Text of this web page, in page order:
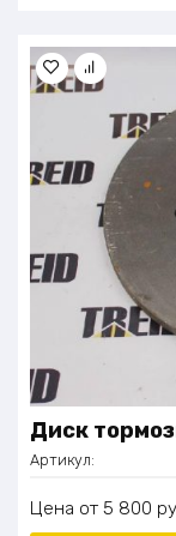
Диск
Артикул:
Цена 5 800